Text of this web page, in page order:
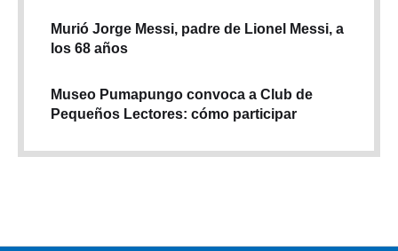
Murió Jorge Messi, padre de Lionel Messi, a
los 68 años
Museo Pumapungo convoca a Club de
Pequeños Lectores: cómo participar